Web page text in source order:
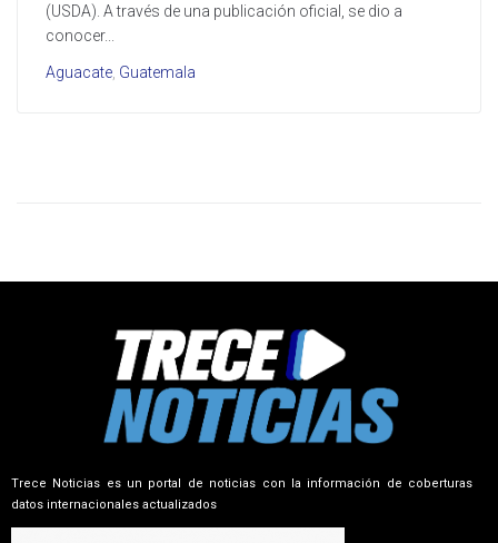
(USDA). A través de una publicación oficial, se dio a
conocer...
Aguacate Guatemala
Trece Noticias es un portal de noticias con la información de coberturas
datos internacionales actualizados